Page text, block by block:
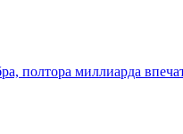
полтора миллиарда